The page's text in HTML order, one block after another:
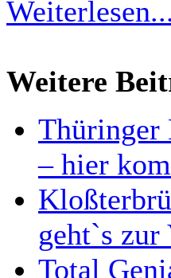
Weiterlesen...
Weitere
Thüringer
– hier
geht`s
Total